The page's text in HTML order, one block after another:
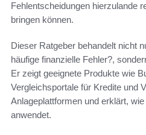
Fehlentscheidungen hierzulande
bringen können.
Dieser Ratgeber behandelt nicht
häufige finanzielle Fehler?,
Er zeigt geeignete Produkte wie
Vergleichsportale für Kredite und
Anlageplattformen und erklärt,
anwendet.